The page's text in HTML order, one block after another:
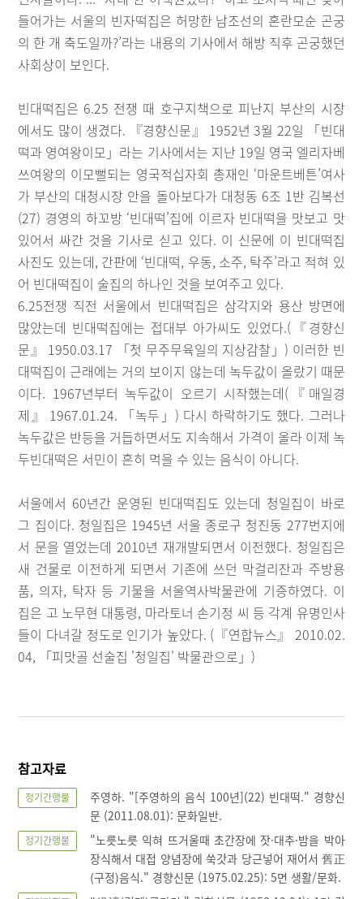
들어가는 서울의 빈자떡집은 허망한 남조선의 혼란모순 곤궁
의 한 개 축도일까?’라는 내용의 기사에서 해방 직후 곤궁했던
사회상이 보인다.
빈대떡집은 6.25 전쟁 때 호구지책으로 피난지 부산의 시장
에서도 많이 생겼다. 『경향신문』 1952년 3월 22일 「빈대
떡과 영여왕이모」라는 기사에서는 지난 19일 영국 엘리자베
쓰여왕의 이모뻘되는 영국적십자회 총재인 ‘마운트베튼’여사
가 부산의 대청시장 안을 돌아보다가 대청동 6조 1반 김복선
(27) 경영의 하꼬방 ‘빈대떡’집에 이르자 빈대떡을 맛보고 맛
있어서 싸간 것을 기사로 싣고 있다. 이 신문에 이 빈대떡집
사진도 있는데, 간판에 ‘빈대떡, 우동, 소주, 탁주’라고 적혀 있
어 빈대떡집이 술집의 하나인 것을 보여주고 있다.
6.25전쟁 직전 서울에서 빈대떡집은 삼각지와 용산 방면에
많았는데 빈대떡집에는 접대부 아가씨도 있었다.(『경향신
문』 1950.03.17 「첫 무주무육일의 지상감찰」) 이러한 빈
대떡집이 근래에는 거의 보이지 않는데 녹두값이 올랐기 때문
이다. 1967년부터 녹두값이 오르기 시작했는데(『매일경
제』 1967.01.24. 「녹두」) 다시 하락하기도 했다. 그러나
녹두값은 반등을 거듭하면서도 지속해서 가격이 올라 이제 녹
두빈대떡은 서민이 흔히 먹을 수 있는 음식이 아니다.
서울에서 60년간 운영된 빈대떡집도 있는데 청일집이 바로
그 집이다. 청일집은 1945년 서울 종로구 청진동 277번지에
서 문을 열었는데 2010년 재개발되면서 이전했다. 청일집은
새 건물로 이전하게 되면서 기존에 쓰던 막걸리잔과 주방용
품, 의자, 탁자 등 기물을 서울역사박물관에 기증하였다. 이
집은 고 노무현 대통령, 마라토너 손기정 씨 등 각계 유명인사
들이 다녀갈 정도로 인기가 높았다. (『연합뉴스』 2010.02.
04, 「피맛골 선술집 '청일집' 박물관으로」)
참고자료
정기간행물
주영하. "[주영하의 음식 100년](22) 빈대떡." 경향신
문 (2011.08.01): 문화일반.
정기간행물
"노릇노릇 익혀 뜨거울때 초간장에 잣·대추·밤을 박아
장식해서 대접 양념장에 쑥갓과 당근넣어 재어서 舊正
(구정)음식." 경향신문 (1975.02.25): 5면 생활/문화.